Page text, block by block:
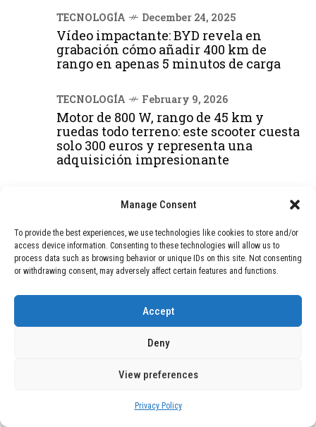
Manage Consent
To provide the best experiences, we use technologies like cookies to store and/or
access device information. Consenting to these technologies will allow us to
process data such as browsing behavior or unique IDs on this site. Not consenting
or withdrawing consent, may adversely affect certain features and functions.
Accept
Deny
View preferences
Privacy Policy
TECNOLOGÍA December 24, 2025
Vídeo impactante: BYD revela en
grabación cómo añadir 400 km de
rango en apenas 5 minutos de carga
TECNOLOGÍA February 9, 2026
Motor de 800 W, rango de 45 km y
ruedas todo terreno: este scooter cuesta
solo 300 euros y representa una
adquisición impresionante
GAME se Une a la Oferta de Balizas V16
Geolocalizadas, Obligatorias a Partir de
2026
BLOG December 24, 2025
Devastadora Explosión en Residencia
de Ancianos de Pensilvania Deja al
Menos Dos Víctimas Fatales
DEAL OF THE MONTH
December 24, 2025